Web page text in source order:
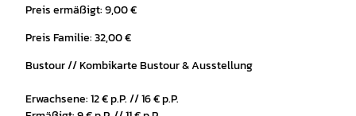
Preis ermäßigt: 9,00 €
Preis Familie: 32,00 €
Bustour // Kombikarte Bustour & Ausstellung
Erwachsene: 12 € p.P. // 16 € p.P.